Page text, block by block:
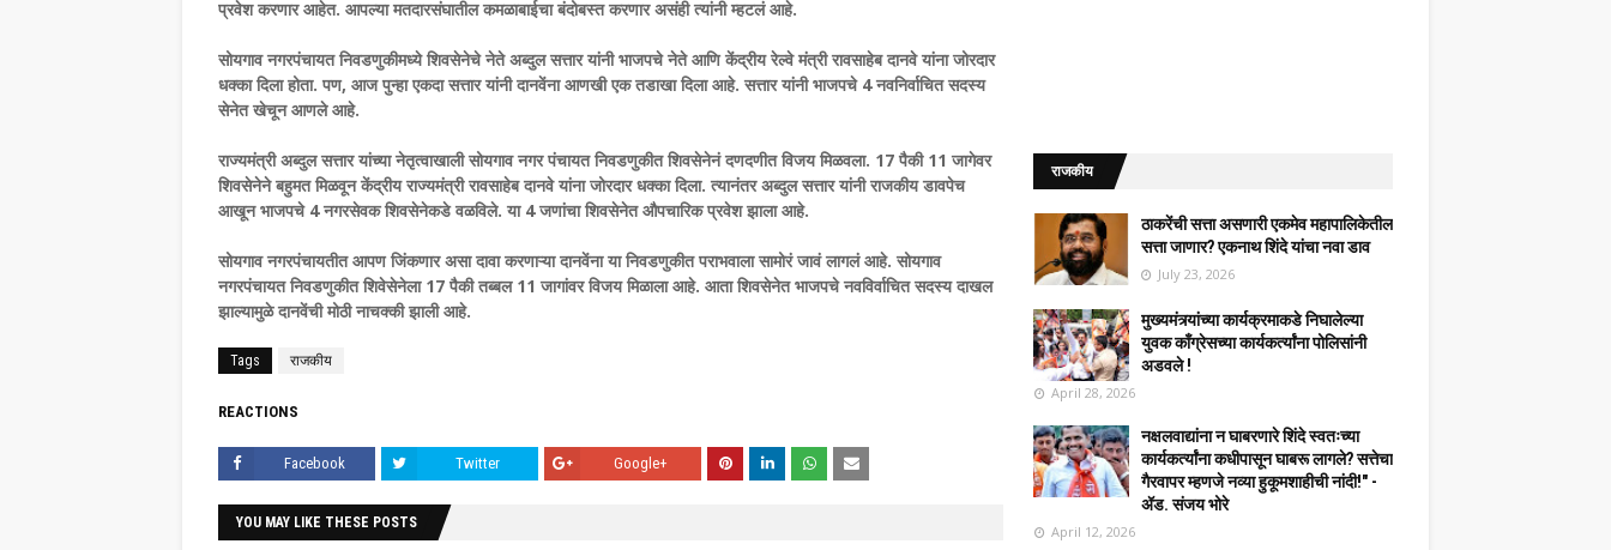
प्रवेश करणार आहेत. आपल्या मतदारसंघातील कमळाबाईचा बंदोबस्त करणार असंही त्यांनी म्हटलं आहे.
सोयगाव नगरपंचायत निवडणुकीमध्ये शिवसेनेचे नेते अब्दुल सत्तार यांनी भाजपचे नेते आणि केंद्रीय रेल्वे मंत्री रावसाहेब दानवे यांना जोरदार
धक्का दिला होता. पण, आज पुन्हा एकदा सत्तार यांनी दानवेंना आणखी एक तडाखा दिला आहे. सत्तार यांनी भाजपचे 4 नवनिर्वाचित सदस्य
सेनेत खेचून आणले आहे.
राज्यमंत्री अब्दुल सत्तार यांच्या नेतृत्वाखाली सोयगाव नगर पंचायत निवडणुकीत शिवसेनेनं दणदणीत विजय मिळवला. 17 पैकी 11 जागेवर
शिवसेनेने बहुमत मिळवून केंद्रीय राज्यमंत्री रावसाहेब दानवे यांना जोरदार धक्का दिला. त्यानंतर अब्दुल सत्तार यांनी राजकीय डावपेच
आखून भाजपचे 4 नगरसेवक शिवसेनेकडे वळविले. या 4 जणांचा शिवसेनेत औपचारिक प्रवेश झाला आहे.
सोयगाव नगरपंचायतीत आपण जिंकणार असा दावा करणाऱ्या दानवेंना या निवडणुकीत पराभवाला सामोरं जावं लागलं आहे. सोयगाव
नगरपंचायत निवडणुकीत शिवेसेनेला 17 पैकी तब्बल 11 जागांवर विजय मिळाला आहे. आता शिवसेनेत भाजपचे नवविर्वाचित सदस्य दाखल
झाल्यामुळे दानवेंची मोठी नाचक्की झाली आहे.
Tags राजकीय
REACTIONS
Facebook Twitter Google+
YOU MAY LIKE THESE POSTS
राजकीय
ठाकरेंची सत्ता असणारी एकमेव महापालिकेतील
सत्ता जाणार? एकनाथ शिंदे यांचा नवा डाव
July 23, 2026
मुख्यमंत्र्यांच्या कार्यक्रमाकडे निघालेल्या
युवक काँग्रेसच्या कार्यकर्त्यांना पोलिसांनी
अडवले !
April 28, 2026
नक्षलवाद्यांना न घाबरणारे शिंदे स्वतःच्या
कार्यकर्त्यांना कधीपासून घाबरू लागले? सत्तेचा
गैरवापर म्हणजे नव्या हुकूमशाहीची नांदी!" -
ॲड. संजय भोरे
April 12, 2026